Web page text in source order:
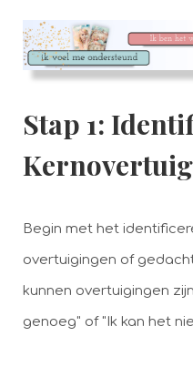
Stap 1:
Begin met het
overtuigingen of
kunnen overtuigingen
genoeg" of "Ik kan het